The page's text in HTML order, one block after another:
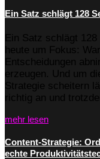
Ein Satz schlägt 128
Ein Satz schlägt
heute um Fokus:
Entscheidungen
erzeugen. Und um
Strategie scheitern
richtig an und
mehr lesen
Content-Strategie:
echte